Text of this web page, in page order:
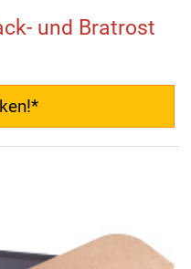
und Bratrost